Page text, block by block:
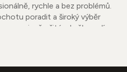
rychle a bez problémů.
poradit a široký výběr
precizně ušité, skvěle sedí a